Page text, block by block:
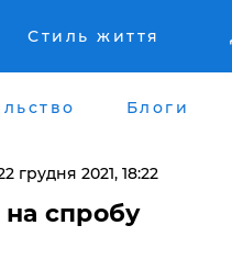
Стиль життя
Блоги
грудня 2021, 18:22
на спробу